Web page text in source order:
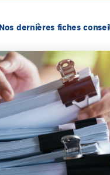
Nos dernières fiches